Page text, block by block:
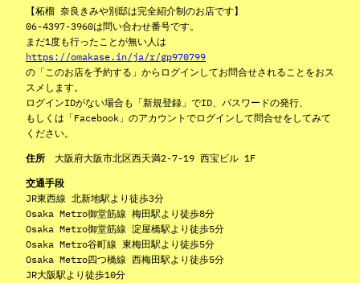
【柘榴 奈良きみや別邸は完全紹介制のお店です】
06-4397-3960は問い合わせ番号です。
まだ1度も行ったことが無い人は
https://omakase.in/ja/r/gp970799
の「このお店を予約する」からログインしてお問合せされることをおス
スメします。
ログインIDがない場合も「新規登録」でID、パスワードの発行、
もしくは「Facebook」のアカウントでログインして問合せをしてみて
ください。
住所 大阪府大阪市北区西天満2-7-19 西宝ビル 1F
交通手段
JR東西線 北新地駅より徒歩3分
Osaka Metro御堂筋線 梅田駅より徒歩8分
Osaka Metro御堂筋線 淀屋橋駅より徒歩5分
Osaka Metro谷町線 東梅田駅より徒歩5分
Osaka Metro四つ橋線 西梅田駅より徒歩5分
JR大阪駅より徒歩10分